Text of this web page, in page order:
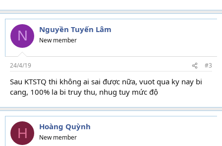
N Nguyền Tuyến Lâm
New member
24/4/19 #3
Sau KTSTQ thi không ai sai được nữa, vuot qua ky nay bi
cang, 100% la bi truy thu, nhug tuy mức độ
H Hoàng Quỳnh
New member